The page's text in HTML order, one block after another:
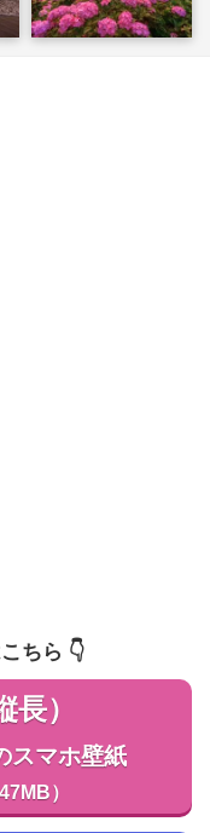
ちら 👇️
）
マホ壁紙
）